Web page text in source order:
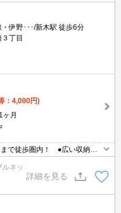
伊野･･･/新木駅 徒歩6分
丁目
：4,000円)
1ヶ月
で徒歩圏内！ ●広い収納！
ルネッ
詳細を見る